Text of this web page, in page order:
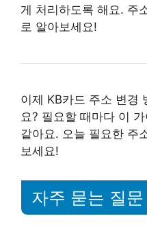
게 처리하도록 해요. 주
로 알아보세요!
이제 KB카드 주소 변경
요? 필요할 때마다 이
같아요. 오늘 필요한 주
보세요!
자주 묻는 질